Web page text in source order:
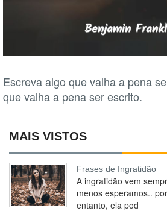
Escreva algo que valha a pena
que valha a pena ser escrito.
MAIS VISTOS
Frases de Ingratidão
A ingratidão vem
menos esperamos..
entanto, ela pod